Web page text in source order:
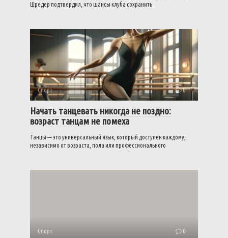
Шредер подтвердил, что шансы клуба сохранить
Спорт 0
Начать танцевать никогда не поздно:
возраст танцам не помеха
Танцы — это универсальный язык, который доступен каждому,
независимо от возраста, пола или профессионального
Спорт 0